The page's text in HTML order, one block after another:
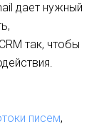
дает нужный
так, чтобы
писем,